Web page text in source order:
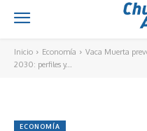
Inicio Economía
Vaca Muerta
2030: perfiles y...
ECONOMÍA